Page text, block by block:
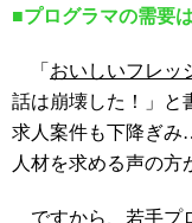
■プログラマの需要
「 おいしいフレッ
話は崩壊した！」と
求人案件も下降ぎ
人材を求める声の方
ですから、若手プ